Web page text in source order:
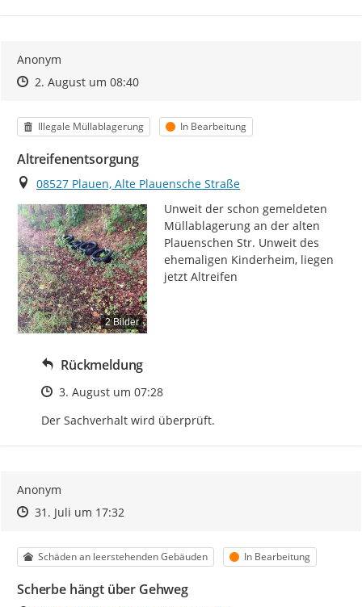
Anonym
Zeitpunkt des Erstellens
Zeitpunkt des Erstellens
2. August um 08:40Zur Äußerung
Kategorie
Illegale Müllablagerung Status
In Bearbeitung
Altreifenentsorgung
Ort
08527 Plauen, Alte Plauensche Straße
2 Bilder
Unweit der schon gemeldeten
Müllablagerung an der alten
Plauenschen Str. Unweit des
ehemaligen Kinderheim, liegen
jetzt Altreifen
Rückmeldung
Zeitpunkt des Erstellens
3. August um 07:28
Der Sachverhalt wird überprüft.
Anonym
Zeitpunkt des Erstellens
Zeitpunkt des Erstellens
31. Juli um 17:32Zur Äußerung
Kategorie
Schäden an leerstehenden Gebäuden Status
In Bearbeitung
Scherbe hängt über Gehweg